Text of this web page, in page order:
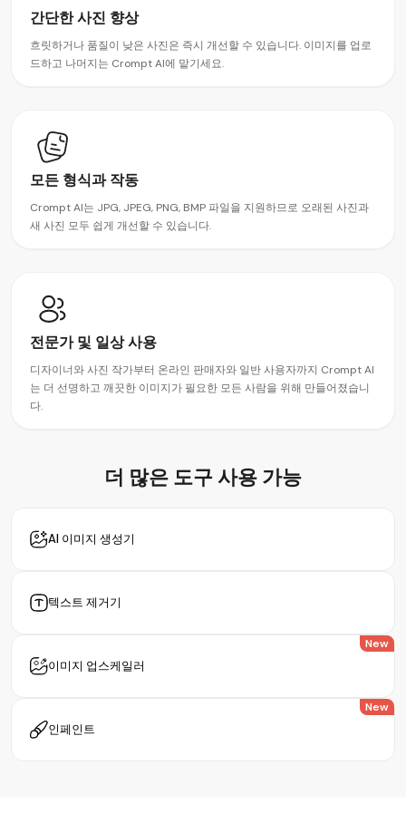
간단한 사진 향상
흐릿하거나 품질이 낮은 사진은 즉시 개선할 수 있습니다. 이미지를 업로
드하고 나머지는 Crompt AI에 맡기세요.
모든 형식과 작동
Crompt AI는 JPG, JPEG, PNG, BMP 파일을 지원하므로 오래된 사진과
새 사진 모두 쉽게 개선할 수 있습니다.
전문가 및 일상 사용
디자이너와 사진 작가부터 온라인 판매자와 일반 사용자까지 Crompt AI
는 더 선명하고 깨끗한 이미지가 필요한 모든 사람을 위해 만들어졌습니
다.
더 많은 도구 사용 가능
AI 이미지 생성기
텍스트 제거기
이미지 업스케일러
New
인페인트
New